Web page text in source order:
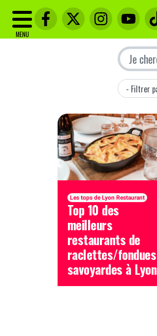
MENU
Les tops de Lyon Restaurant
Top 10 des
meilleurs
restaurants de
raclettes/fondues
savoyardes à Lyon